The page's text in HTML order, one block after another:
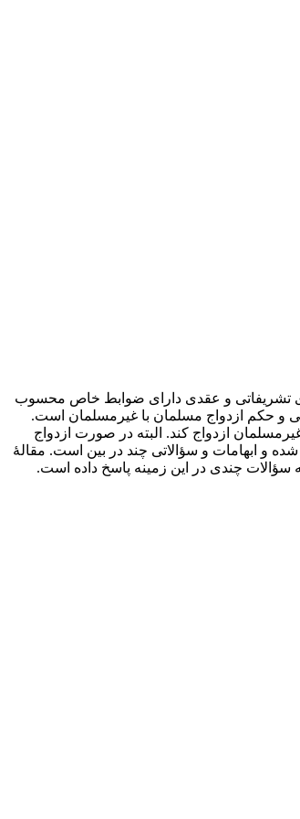
تشریفاتی و عقدی دارای ضوابط خاص محسوب
و حکم ازدواج مسلمان با غیرمسلمان است.
ازدواج کند. البته در صورت ازدواج
و ابهامات و سؤالاتی چند در بین است. مقالۀ
سؤالات چندی در این زمینه پاسخ داده است.